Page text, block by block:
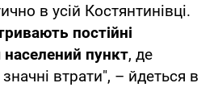
в усій Костянтинівці.
постійні
населений пункт, де
втрати", – йдеться в